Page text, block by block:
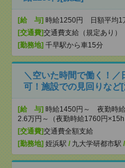
[給 与] 時給1250円 日額平均1
[交通費]交通費支給（規定あり）
[勤務地] 千早駅から車15分
＼空いた時間で働く！／
可！施設での見回りなど
[給 与] 時給1450円～ 夜勤時
2.6万円～（夜勤時給1760円×15h
[交通費]交通費全額支給
[勤務地] 姪浜駅 / 九大学研都市駅 /